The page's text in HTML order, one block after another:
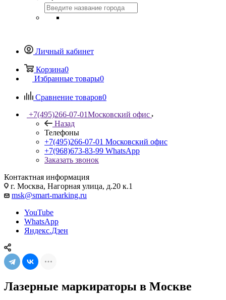
Личный кабинет
Корзина0
Избранные товары0
Сравнение товаров0
+7(495)266-07-01Московский офис
Назад
Телефоны
+7(495)266-07-01 Московский офис
+7(968)673-83-99 WhatsApp
Заказать звонок
Контактная информация
г. Москва, Нагорная улица, д.20 к.1
msk@smart-marking.ru
YouTube
WhatsApp
Яндекс.Дзен
Лазерные маркираторы в Москве